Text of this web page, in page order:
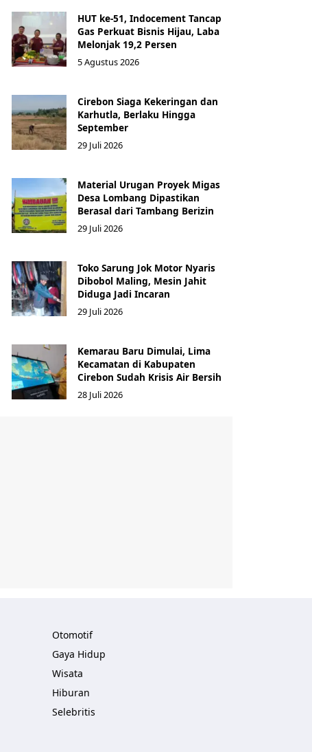
HUT ke-51, Indocement Tancap
Gas Perkuat Bisnis Hijau, Laba
Melonjak 19,2 Persen
5 Agustus 2026
Cirebon Siaga Kekeringan dan
Karhutla, Berlaku Hingga
September
29 Juli 2026
Material Urugan Proyek Migas
Desa Lombang Dipastikan
Berasal dari Tambang Berizin
29 Juli 2026
Toko Sarung Jok Motor Nyaris
Dibobol Maling, Mesin Jahit
Diduga Jadi Incaran
29 Juli 2026
Kemarau Baru Dimulai, Lima
Kecamatan di Kabupaten
Cirebon Sudah Krisis Air Bersih
28 Juli 2026
Otomotif
Gaya Hidup
Wisata
Hiburan
Selebritis